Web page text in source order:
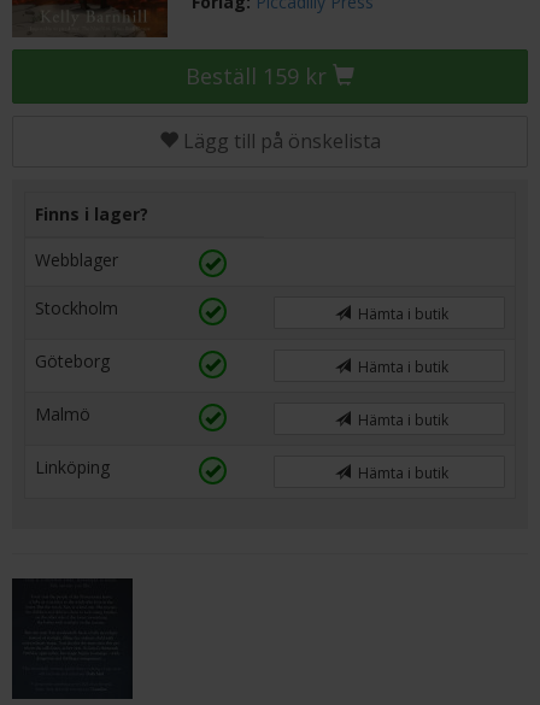
Beställ 159 kr
Lägg till på önskelista
Finns i lager?
Webblager
Stockholm Hämta i butik
Göteborg Hämta i butik
Malmö Hämta i butik
Linköping Hämta i butik